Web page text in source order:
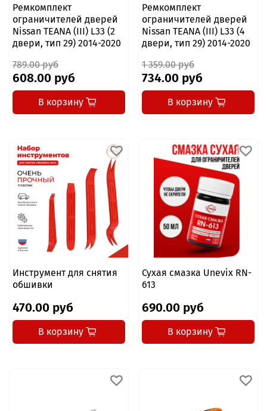
Ремкомплект
ограничителей дверей
Nissan TEANA (III) L33 (2
двери, тип 29) 2014-2020
789.00 руб
608.00 руб
В корзину
Ремкомплект
ограничителей дверей
Nissan TEANA (III) L33 (4
двери, тип 29) 2014-2020
1 359.00 руб
734.00 руб
В корзину
Инструмент для снятия
обшивки
470.00 руб
В корзину
Сухая смазка Unevix RN-
613
690.00 руб
В корзину